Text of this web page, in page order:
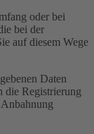
oder bei
bei der
auf diesem Wege
Daten
die Registrierung